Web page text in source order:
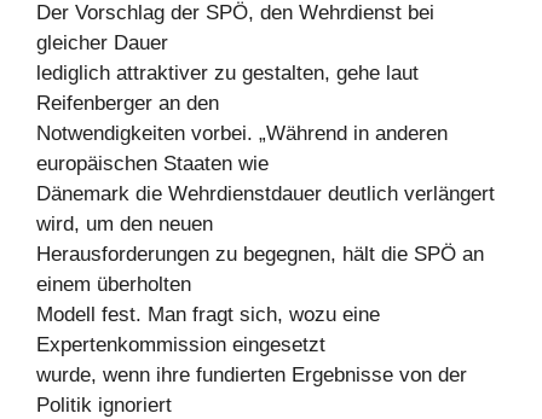
Der Vorschlag der SPÖ, den Wehrdienst bei
gleicher Dauer
lediglich attraktiver zu gestalten, gehe laut
Reifenberger an den
Notwendigkeiten vorbei. „Während in anderen
europäischen Staaten wie
Dänemark die Wehrdienstdauer deutlich verlängert
wird, um den neuen
Herausforderungen zu begegnen, hält die SPÖ an
einem überholten
Modell fest. Man fragt sich, wozu eine
Expertenkommission eingesetzt
wurde, wenn ihre fundierten Ergebnisse von der
Politik ignoriert